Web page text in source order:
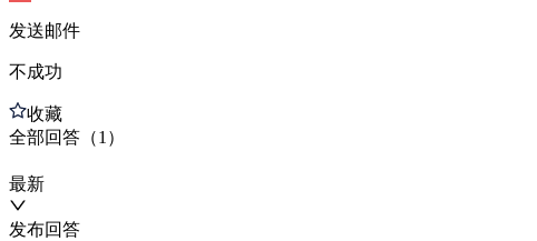
发送邮件
不成功
收藏
全部回答 （1 ）
最新
发布回答